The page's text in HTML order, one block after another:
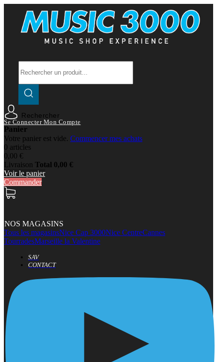
Rechercher
Se Connecter Mon Compte
Panier
Votre panier est vide. Commencer mes achats
0 articles
0,00 €
Livraison Total 0,00 €
Voir le panier
Commander
NOS MAGASINS
Tous les magasinsNice Cap 3000Nice CentreCannes
TourradesMarseille la Valentine
SAV
CONTACT